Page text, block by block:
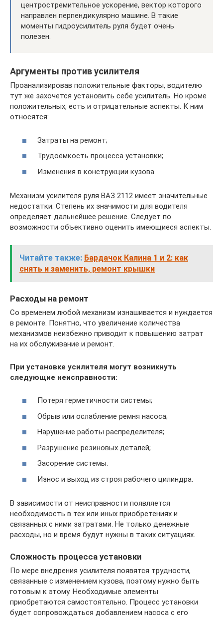
центростремительное ускорение, вектор которого
направлен перпендикулярно машине. В такие
моменты гидроусилитель руля будет очень
полезен.
Аргументы против усилителя
Проанализировав положительные факторы, водителю
тут же захочется установить себе усилитель. Но кроме
положительных, есть и отрицательные аспекты. К ним
относятся:
Затраты на ремонт;
Трудоёмкость процесса установки;
Изменения в конструкции кузова.
Механизм усилителя руля ВАЗ 2112 имеет значительные
недостатки. Степень их значимости для водителя
определяет дальнейшее решение. Следует по
возможности объективно оценить имеющиеся аспекты.
Читайте также: Бардачок Калина 1 и 2: как
снять и заменить, ремонт крышки
Расходы на ремонт
Со временем любой механизм изнашивается и нуждается
в ремонте. Понятно, что увеличение количества
механизмов неизбежно приводит к повышению затрат
на их обслуживание и ремонт.
При установке усилителя могут возникнуть
следующие неисправности:
Потеря герметичности системы;
Обрыв или ослабление ремня насоса;
Нарушение работы распределителя;
Разрушение резиновых деталей;
Засорение системы.
Износ и выход из строя рабочего цилиндра.
В зависимости от неисправности появляется
необходимость в тех или иных приобретениях и
связанных с ними затратами. Не только денежные
расходы, но и время будут нужны в таких ситуациях.
Сложность процесса установки
По мере внедрения усилителя появятся трудности,
связанные с изменением кузова, поэтому нужно быть
готовым к этому. Необходимые элементы
приобретаются самостоятельно. Процесс установки
будет сопровождаться добавлением насоса с его